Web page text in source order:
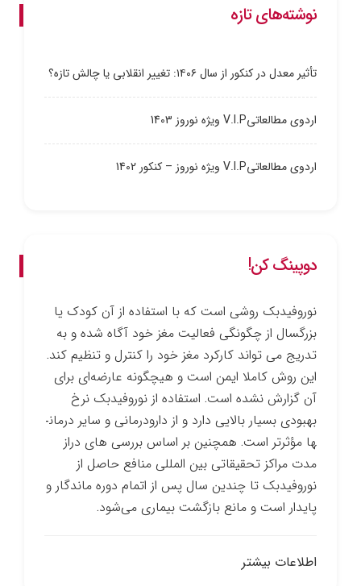
نوشته‌های تازه
تأثیر معدل در کنکور از سال ۱۴۰۶: تغییر انقلابی یا چالش تازه؟
اردوی مطالعاتیV.I.P ویژه نوروز 1403
اردوی مطالعاتیV.I.P ویژه نوروز – کنکور 1402
دوپینگ کن!
نوروفیدبک روشی است که با استفاده از آن کودک یا
بزرگسال از چگونگی فعالیت مغز خود آگاه شده و به
تدریج می ­تواند کارکرد مغز خود را کنترل و تنظیم کند.
این روش کاملا ایمن است و هیچ­گونه عارضه‌ای برای
آن گزارش نشده است. استفاده از نوروفیدبک نرخ
بهبودی بسیار بالایی دارد و از دارو­درمانی و سایر درمان­
ها مؤثرتر است. همچنین بر اساس بررسی­ های دراز
مدت مراکز تحقیقاتی بین­ المللی منافع حاصل از
نوروفیدبک تا چندین سال پس از اتمام دوره ماندگار و
پایدار است و مانع بازگشت بیماری می‌شود.
اطلاعات بیشتر